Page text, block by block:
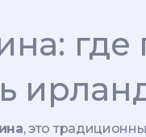
где
,это